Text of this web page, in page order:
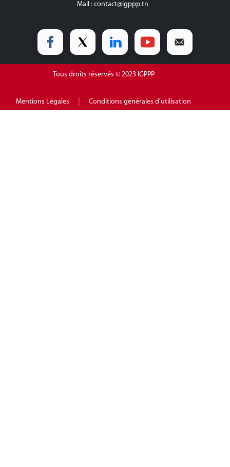
Mail :contact@igppp.tn
Tous droits réservés © 2023 IGPPP
Mentions Légales Conditions générales d'utilisation